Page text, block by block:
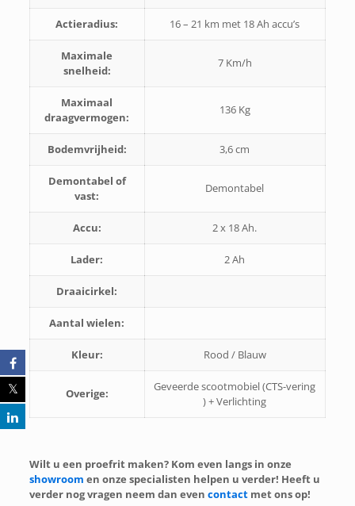
Actieradius: 16 – 21 km met 18 Ah accu’s
Maximale
snelheid:
7 Km/h
Maximaal
draagvermogen:
136 Kg
Bodemvrijheid: 3,6 cm
Demontabel of
vast:
Demontabel
Accu: 2 x 18 Ah.
Lader: 2 Ah
Draaicirkel:
Aantal wielen:
Kleur: Rood / Blauw
Overige:
Geveerde scootmobiel (CTS-vering
) + Verlichting
Wilt u een proefrit maken? Kom even langs in onze
showroom en onze specialisten helpen u verder! Heeft u
verder nog vragen neem dan even contactmet ons op!